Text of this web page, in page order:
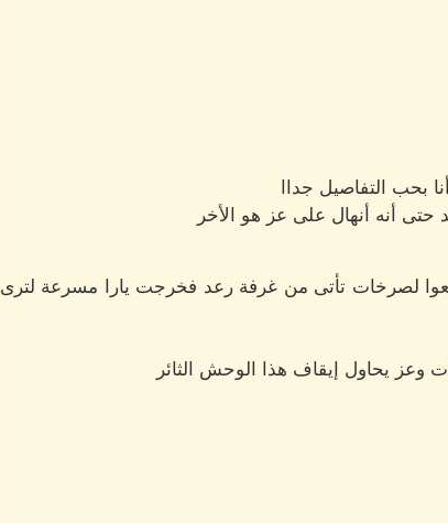
بحب التفاصيل جداا
أنه أنهال على عز هو الأخر
لصرخات تأتى من غرفة رعد فخرجت يارا مسرعة لترى
وعز يحاول إيقاف هذا الوحش الثائر